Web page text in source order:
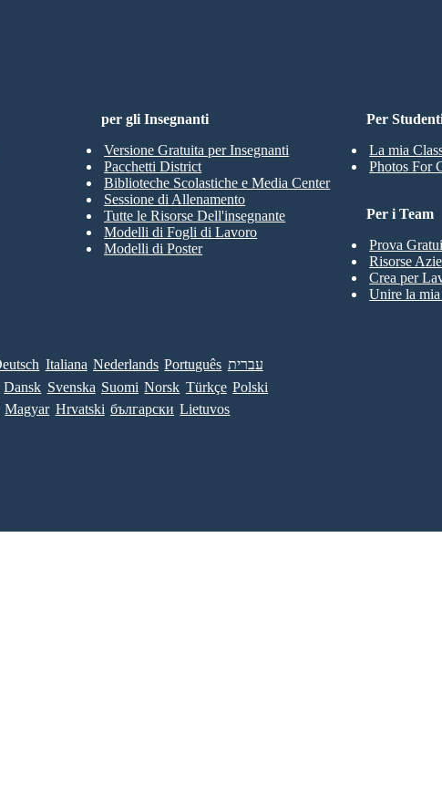
Per
La mia
Photos For
per gli Insegnanti
Versione Gratuita per Insegnanti
Pacchetti District
Biblioteche Scolastiche e Media Center
Sessione di Allenamento
Tutte le Risorse Dell'insegnante
Modelli di Fogli di Lavoro
Modelli di Poster
Per i Team
Prova
Risorse
Crea per
Unire la mia
Italiana Nederlands Português עברית
Dansk Svenska Suomi Norsk Türkçe Polski
Magyar Hrvatski български Lietuvos